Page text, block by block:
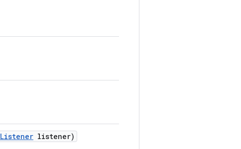
Listener listener)